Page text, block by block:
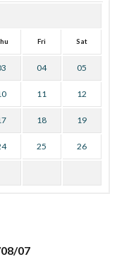
Fri Sat
04 05
11 12
18 19
25 26
07